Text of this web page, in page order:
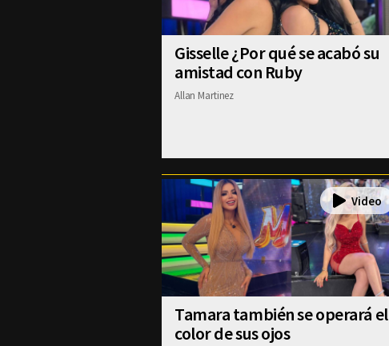
Gisselle ¿Por qué se acabó su
amistad con Ruby
Allan Martinez
Tamara también se operará el
color de sus ojos